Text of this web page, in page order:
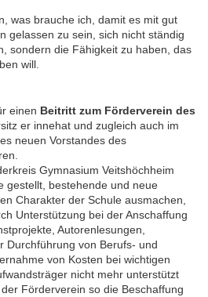
was brauche ich, damit es mit gut
gelassen zu sein, sich nicht ständig
sondern die Fähigkeit zu haben, das
will.
einen Beitritt zum Förderverein des
er innehat und zugleich auch im
neuen Vorstandes des
Gymnasium Veitshöchheim
gestellt, bestehende und neue
Charakter der Schule ausmachen,
Unterstützung bei der Anschaffung
Autorenlesungen,
Durchführung von Berufs- und
von Kosten bei wichtigen
nicht mehr unterstützt
Förderverein so die Beschaffung